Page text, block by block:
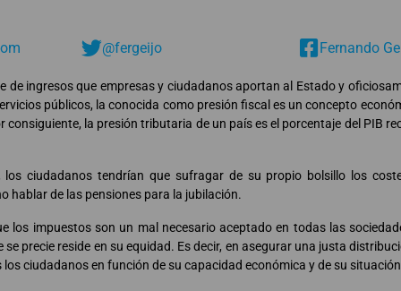
@fergeijo Fernando
de ingresos que empresas y ciudadanos aportan al Estado y
públicos, la conocida como presión fiscal es un concepto
la presión tributaria de un país es el porcentaje del PIB
ciudadanos tendrían que sufragar de su propio bolsillo los
hablar de las pensiones para la jubilación.
los impuestos son un mal necesario aceptado en todas las
precie reside en su equidad. Es decir, en asegurar una justa
ciudadanos en función de su capacidad económica y de su